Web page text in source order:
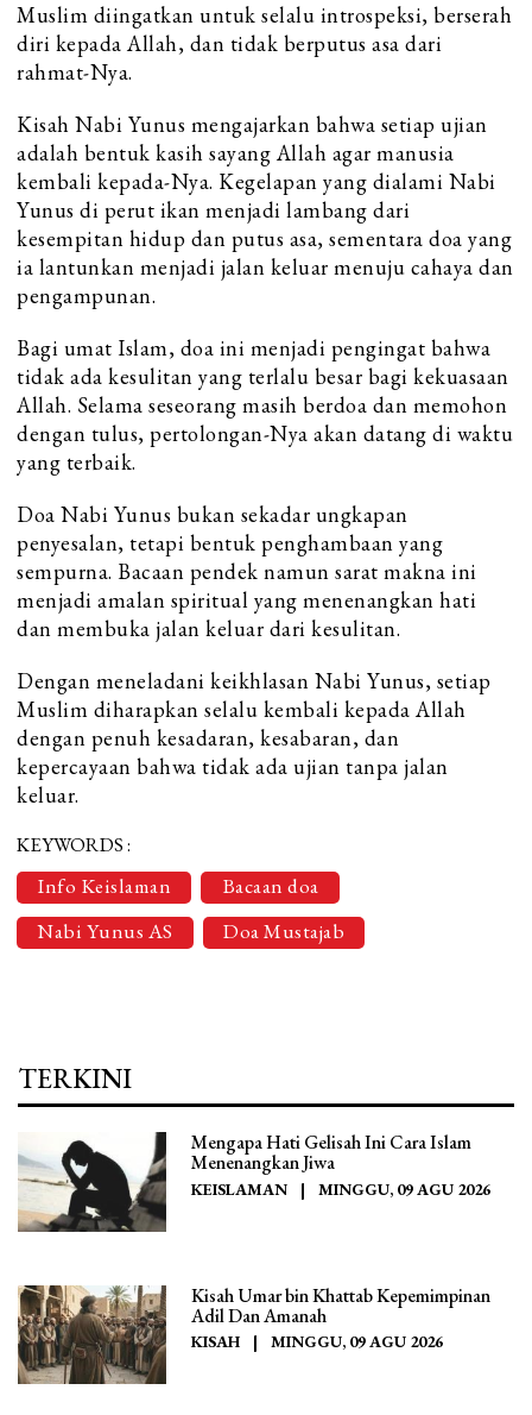
Muslim diingatkan untuk selalu introspeksi, berserah
diri kepada Allah, dan tidak berputus asa dari
rahmat-Nya.
Kisah Nabi Yunus mengajarkan bahwa setiap ujian
adalah bentuk kasih sayang Allah agar manusia
kembali kepada-Nya. Kegelapan yang dialami Nabi
Yunus di perut ikan menjadi lambang dari
kesempitan hidup dan putus asa, sementara doa yang
ia lantunkan menjadi jalan keluar menuju cahaya dan
pengampunan.
Bagi umat Islam, doa ini menjadi pengingat bahwa
tidak ada kesulitan yang terlalu besar bagi kekuasaan
Allah. Selama seseorang masih berdoa dan memohon
dengan tulus, pertolongan-Nya akan datang di waktu
yang terbaik.
Doa Nabi Yunus bukan sekadar ungkapan
penyesalan, tetapi bentuk penghambaan yang
sempurna. Bacaan pendek namun sarat makna ini
menjadi amalan spiritual yang menenangkan hati
dan membuka jalan keluar dari kesulitan.
Dengan meneladani keikhlasan Nabi Yunus, setiap
Muslim diharapkan selalu kembali kepada Allah
dengan penuh kesadaran, kesabaran, dan
kepercayaan bahwa tidak ada ujian tanpa jalan
keluar.
KEYWORDS :
Info Keislaman
Bacaan doa
Nabi Yunus AS
Doa Mustajab
TERKINI
Mengapa Hati Gelisah Ini Cara Islam
Menenangkan Jiwa
KEISLAMAN | MINGGU, 09 AGU 2026
Kisah Umar bin Khattab Kepemimpinan
Adil Dan Amanah
KISAH | MINGGU, 09 AGU 2026